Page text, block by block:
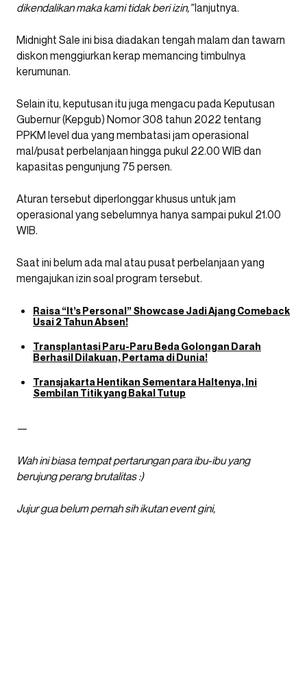
dikendalikan maka kami tidak beri izin,”lanjutnya.
Midnight Sale ini bisa diadakan tengah malam dan tawarn
diskon menggiurkan kerap memancing timbulnya
kerumunan.
Selain itu, keputusan itu juga mengacu pada Keputusan
Gubernur (Kepgub) Nomor 308 tahun 2022 tentang
PPKM level dua yang membatasi jam operasional
mal/pusat perbelanjaan hingga pukul 22.00 WIB dan
kapasitas pengunjung 75 persen.
Aturan tersebut diperlonggar khusus untuk jam
operasional yang sebelumnya hanya sampai pukul 21.00
WIB.
Saat ini belum ada mal atau pusat perbelanjaan yang
mengajukan izin soal program tersebut.
Raisa “It’s Personal” Showcase Jadi Ajang Comeback
Usai 2 Tahun Absen!
Transplantasi Paru-Paru Beda Golongan Darah
Berhasil Dilakuan, Pertama di Dunia!
Transjakarta Hentikan Sementara Haltenya, Ini
Sembilan Titik yang Bakal Tutup
—
Wah ini biasa tempat pertarungan para ibu-ibu yang
berujung perang brutalitas :)
Jujur gua belum pernah sih ikutan event gini,